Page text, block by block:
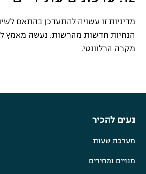
מדיניות זו עשויה להתעדכן בהתאם
הנחיות חדשות מהרשות. נעשה מאמץ
מקרה הרלוונטי.
נעים להכיר
מערכת שעות
מנויים ומחירים